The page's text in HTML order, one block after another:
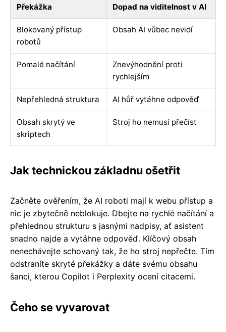
Překážka Dopad na viditelnost v AI
Blokovaný přístup
robotů
Obsah AI vůbec nevidí
Pomalé načítání
Znevýhodnění proti
rychlejším
Nepřehledná struktura AI hůř vytáhne odpověď
Obsah skrytý ve
skriptech
Stroj ho nemusí přečíst
Jak technickou základnu ošetřit
Začněte ověřením, že AI roboti mají k webu přístup a
nic je zbytečně neblokuje. Dbejte na rychlé načítání a
přehlednou strukturu s jasnými nadpisy, ať asistent
snadno najde a vytáhne odpověď. Klíčový obsah
nenechávejte schovaný tak, že ho stroj nepřečte. Tím
odstraníte skryté překážky a dáte svému obsahu
šanci, kterou Copilot i Perplexity ocení citacemi.
Čeho se vyvarovat